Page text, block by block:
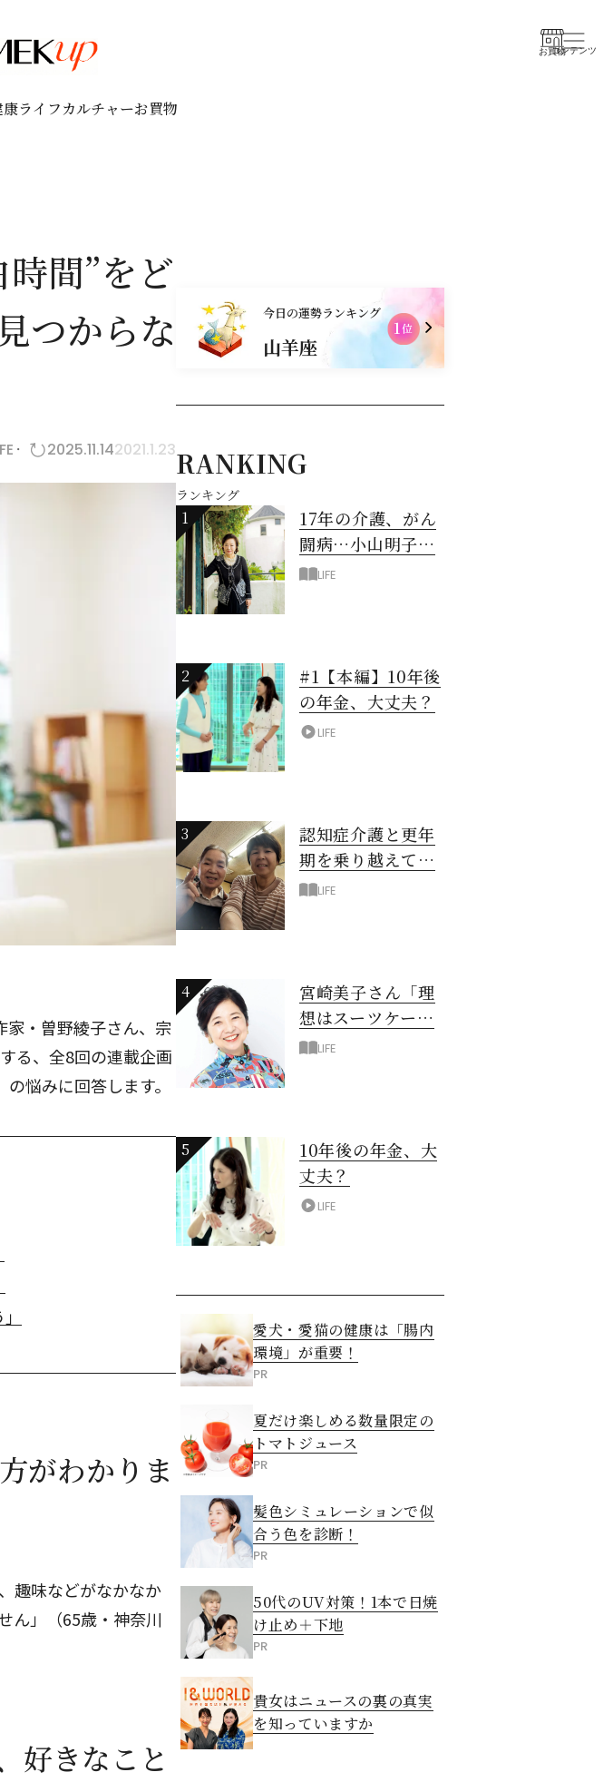
お買物コンテンツ
康ライフカルチャーお買物
時間”をど
つからな
2025.11.142021.1.23
・曽野綾子さん、宗
る、全8回の連載企画
悩みに回答します。
がわかりま
趣味などがなかなか
ん」（65歳・神奈川
好きなこと
今日の運勢ランキング
山羊座
獅子座
1
2位
RANKING
ランキング
1
17年の介護、がん
闘病…小山明子さ
ん「今満たされて
LIFE
2
#1【本編】10年後
の年金、大丈夫？
LIFE
3
認知症介護と更年
期を乗り越えて！
6年の「通い介
LIFE
4
宮崎美子さん「理
想はスーツケース
一つでどこへでも
LIFE
5
10年後の年金、大
丈夫？
LIFE
愛犬・愛猫の健康は「腸内
環境」が重要！
PR
夏だけ楽しめる数量限定の
トマトジュース
PR
髪色シミュレーションで似
合う色を診断！
PR
50代のUV対策！1本で日焼
け止め＋下地
PR
貴女はニュースの裏の真実
を知っていますか